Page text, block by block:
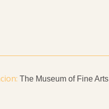
The Museum of Fine Arts